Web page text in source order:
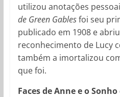
utilizou anotações
de Green Gablesfoi seu
publicado em 1908 e
reconhecimento de Lucy
também a imortalizou
que foi.
Faces de Anne e o